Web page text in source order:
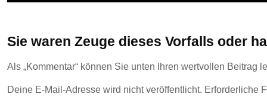
Sie waren Zeuge dieses Vorfalls oder
Als „Kommentar“ können Sie unten Ihren wertvollen
Deine E-Mail-Adresse wird nicht veröffentlicht. Erforderliche